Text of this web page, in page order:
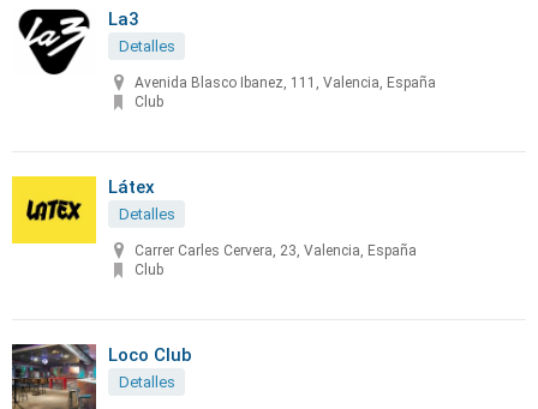
La3
Detalles
Avenida Blasco Ibanez, 111, Valencia, España
Club
Látex
Detalles
Carrer Carles Cervera, 23, Valencia, España
Club
Loco Club
Detalles